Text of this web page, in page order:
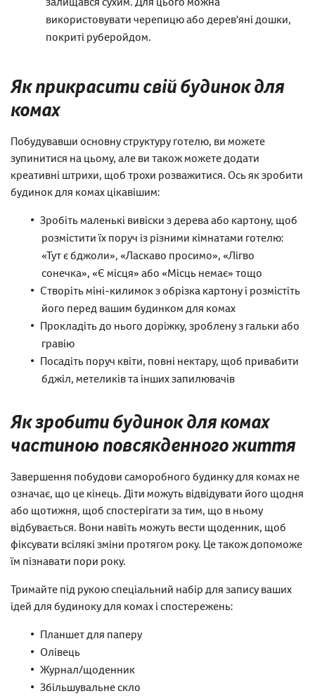
використовувати черепицю або дерев'яні дошки,
покриті руберойдом.
Як прикрасити свій будинок для
комах
Побудувавши основну структуру готелю, ви можете
зупинитися на цьому, але ви також можете додати
креативні штрихи, щоб трохи розважитися. Ось як зробити
будинок для комах цікавішим:
Зробіть маленькі вивіски з дерева або картону, щоб
розмістити їх поруч із різними кімнатами готелю:
«Тут є бджоли», «Ласкаво просимо», «Лігво
сонечка», «Є місця» або «Місць немає» тощо
Створіть міні-килимок з обрізка картону і розмістіть
його перед вашим будинком для комах
Прокладіть до нього доріжку, зроблену з гальки або
гравію
Посадіть поруч квіти, повні нектару, щоб привабити
бджіл, метеликів та інших запилювачів
Як зробити будинок для комах
частиною повсякденного життя
Завершення побудови саморобного будинку для комах не
означає, що це кінець. Діти можуть відвідувати його щодня
або щотижня, щоб спостерігати за тим, що в ньому
відбувається. Вони навіть можуть вести щоденник, щоб
фіксувати всілякі зміни протягом року. Це також допоможе
їм пізнавати пори року.
Тримайте під рукою спеціальний набір для запису ваших
ідей для будиноку для комах і спостережень:
Планшет для паперу
Олівець
Журнал/щоденник
Збільшувальне скло